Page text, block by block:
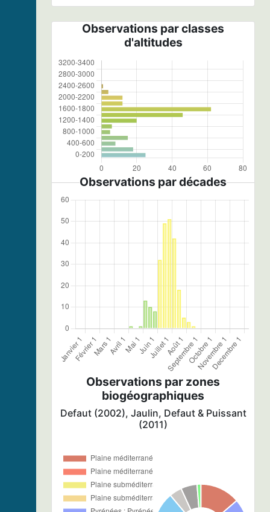
Observations par classes
d'altitudes
Observations par décades
Observations par zones
biogéographiques
Defaut (2002), Jaulin, Defaut & Puissant
(2011)